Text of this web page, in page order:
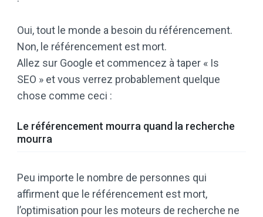
Oui, tout le monde a besoin du référencement.
Non, le référencement est mort.
Allez sur Google et commencez à taper « Is
SEO » et vous verrez probablement quelque
chose comme ceci :
Le référencement mourra quand la recherche
mourra
Peu importe le nombre de personnes qui
affirment que le référencement est mort,
l’optimisation pour les moteurs de recherche ne